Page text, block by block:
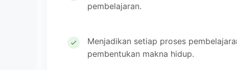
pembelajaran.
Menjadikan setiap proses
pembentukan makna hidup.